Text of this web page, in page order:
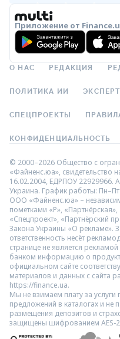
Приложение от
О НАС РЕДАКЦИЯ
ПОЛИТИКА ИИ
СПЕЦПРОЕКТЫ
КОНФИДЕНЦИАЛЬНОСТЬ
© 2000–2026 Общество с
«Файненс.юа», свидетельство
16.02.2004, ЕДРПОУ 22929966.
Украина. График работы:
ООО «Файненс.юа» –
пометками «Р»,
«Спецпроект», «Партнёрский
Закона Украины «О рекламе».
ответственность несёт
странице не является
банком информацию о
официальном сайте
материалов и данных с сайта
https://finance.ua.
Мы не взимаем плату за
предложений в каталогах и не
размещения депозитов и
защищены шифрованием AES-